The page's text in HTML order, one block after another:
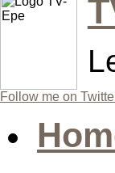
Follow me on